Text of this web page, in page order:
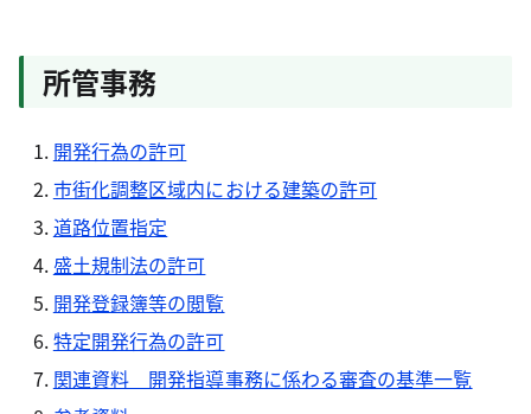
所管事務
開発行為の許可
市街化調整区域内における建築の許可
道路位置指定
盛土規制法の許可
開発登録簿等の閲覧
特定開発行為の許可
関連資料 開発指導事務に係わる審査の基準一覧